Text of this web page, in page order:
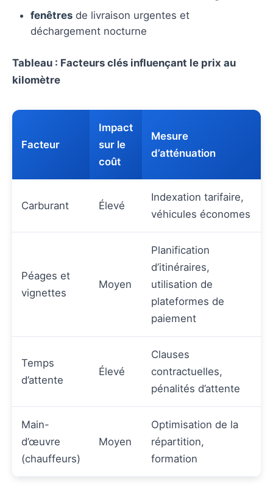
fenêtres de livraison urgentes et
déchargement nocturne
Tableau : Facteurs clés influençant le prix au
kilomètre
Facteur
Impact
sur le
coût
Mesure
d’atténuation
Carburant Élevé
Indexation tarifaire,
véhicules économes
Péages et
vignettes
Moyen
Planification
d’itinéraires,
utilisation de
plateformes de
paiement
Temps
d’attente
Élevé
Clauses
contractuelles,
pénalités d’attente
Main-
d’œuvre
(chauffeurs)
Moyen
Optimisation de la
répartition,
formation